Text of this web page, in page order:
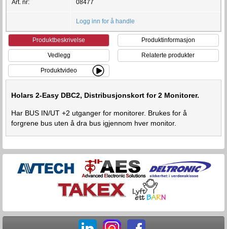
Art. nr: 08477
Logg inn for å handle
Produktbeskrivelse Produktinformasjon
Vedlegg Relaterte produkter
Produktvideo
Holars 2-Easy DBC2, Distribusjonskort for 2 Monitorer.
Har BUS IN/UT +2 utganger for monitorer. Brukes for å
forgrene bus uten å dra bus igjennom hver monitor.